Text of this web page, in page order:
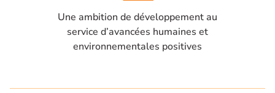
Une ambition de développement au
service d’avancées humaines et
environnementales positives